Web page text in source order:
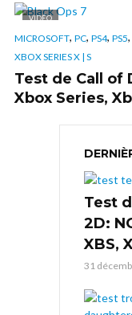
VIDÉO
MICROSOFT, PC, PS4, PS5,
XBOX SERIES X | S
Test de Call of
Xbox Series,
Test
2D:
XBS,
31